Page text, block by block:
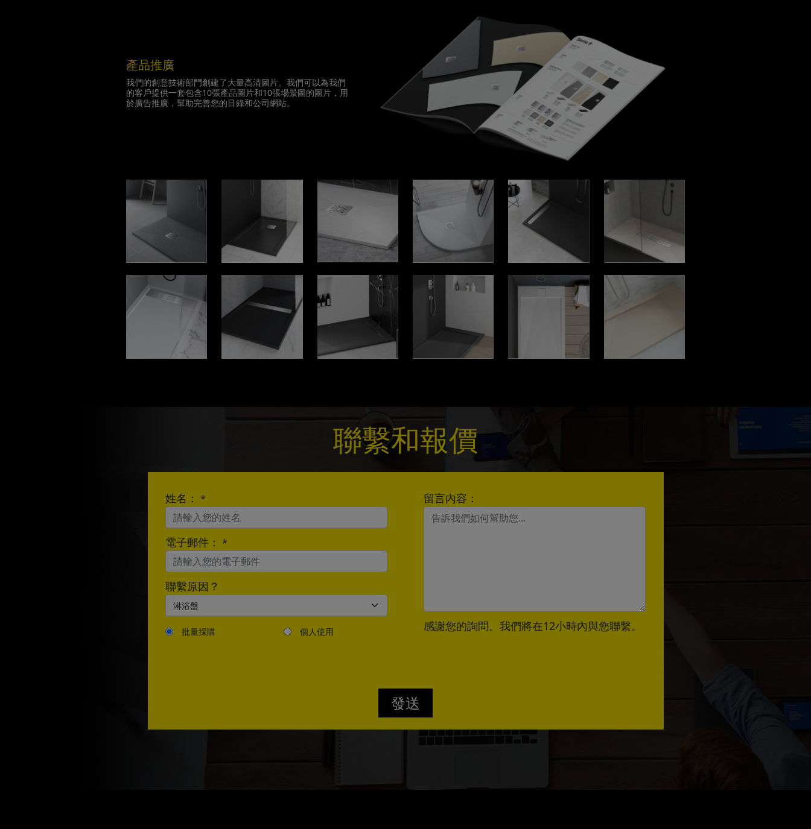
產品推廣
我們的創意技術部門創建了大量高清圖片。我們可以為我們
的客戶提供一套包含10張產品圖片和10張場景圖的圖片，用
於廣告推廣，幫助完善您的目錄和公司網站。
聯繫和報價
姓名： *
電子郵件： *
聯繫原因？
批量採購 個人使用
留言內容：
感謝您的詢問。我們將在12小時內與您聯繫。
發送